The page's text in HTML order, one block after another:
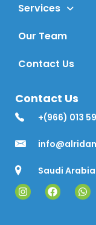
Services
Our Team
Contact Us
Contact Us
+(966) 013
Saudi Arabia